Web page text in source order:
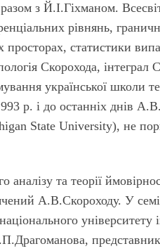
з Й.І.Гіхманом.
рівнянь,
просторах, статистики
Скорохода, інтеграл
української школи
р. і до останніх днів
State University), не
аналізу та теорії
А.В.Скороходу. У